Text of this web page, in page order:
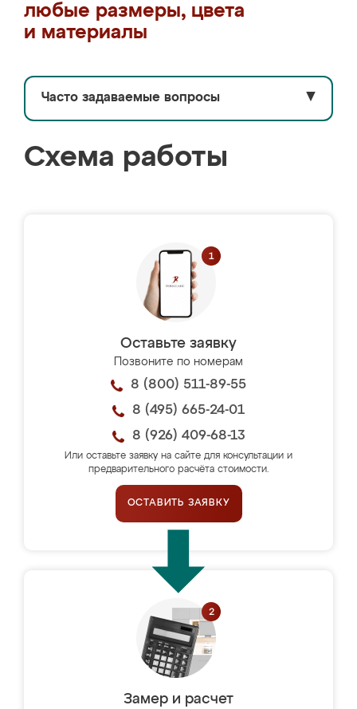
любые размеры, цвета
и материалы
Часто задаваемые вопросы ▼
Схема работы
Оставьте заявку
Позвоните по номерам
8 (800) 511-89-55
8 (495) 665-24-01
8 (926) 409-68-13
Или оставьте заявку на сайте для консультации и
предварительного расчёта стоимости.
ОСТАВИТЬ ЗАЯВКУ
Замер и расчет